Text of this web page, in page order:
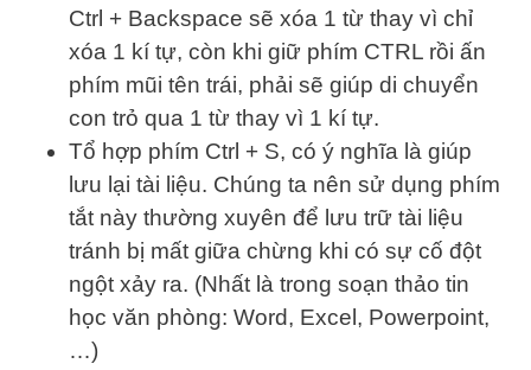
Ctrl + Backspace sẽ xóa 1 từ thay vì chỉ
xóa 1 kí tự, còn khi giữ phím CTRL rồi ấn
phím mũi tên trái, phải sẽ giúp di chuyển
con trỏ qua 1 từ thay vì 1 kí tự.
Tổ hợp phím Ctrl + S, có ý nghĩa là giúp
lưu lại tài liệu. Chúng ta nên sử dụng phím
tắt này thường xuyên để lưu trữ tài liệu
tránh bị mất giữa chừng khi có sự cố đột
ngột xảy ra. (Nhất là trong soạn thảo tin
học văn phòng: Word, Excel, Powerpoint,
…)